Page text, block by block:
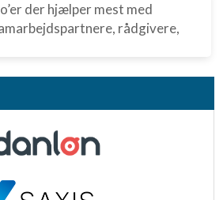
der hjælper mest med
rådgivere,